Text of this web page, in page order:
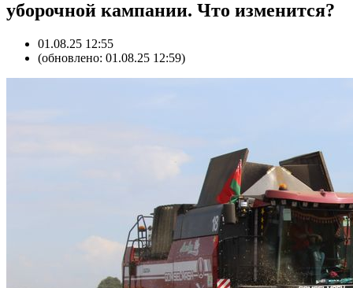
уборочной кампании. Что изменится?
01.08.25 12:55
(обновлено: 01.08.25 12:59)